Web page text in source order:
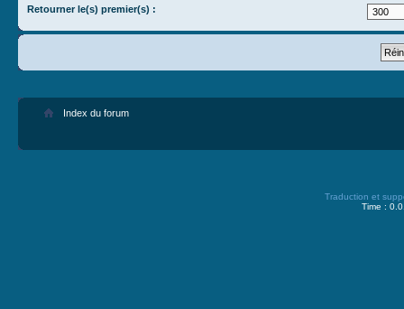
Retourner le(s) premier(s) :
Index du forum
Traduction et
Time :